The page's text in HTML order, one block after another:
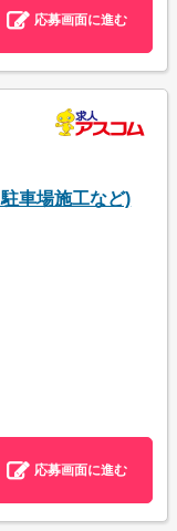
応募画面に進む
車場施工など)
応募画面に進む